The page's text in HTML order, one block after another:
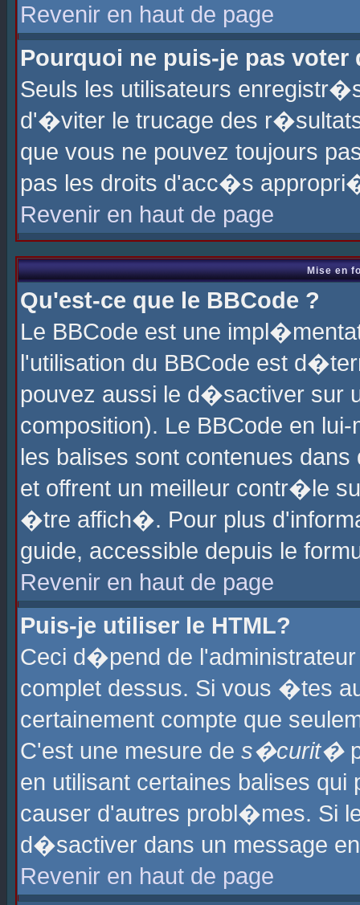
Revenir en haut de page
Pourquoi ne puis-je pas voter
Seuls les utilisateurs
d'�viter le trucage des
que vous ne pouvez toujours
pas les droits d'acc�s
Revenir en haut de page
Mise en
Qu'est-ce que le BBCode ?
Le BBCode est une
l'utilisation du BBCode est
pouvez aussi le d�sactiver sur
composition). Le BBCode en
les balises sont contenues
et offrent un meilleur contr�le
�tre affich�. Pour plus
guide, accessible depuis le
Revenir en haut de page
Puis-je utiliser le HTML?
Ceci d�pend de
complet dessus. Si vous �tes
certainement compte que
C'est une mesure de s�curit�
en utilisant certaines balises
causer d'autres probl�mes. Si
d�sactiver dans un message
Revenir en haut de page